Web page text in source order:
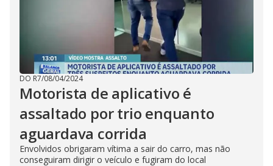
DO R7/08/04/2024
Motorista de aplicativo é
assaltado por trio enquanto
aguardava corrida
Envolvidos obrigaram vítima a sair do carro, mas não
conseguiram dirigir o veículo e fugiram do local